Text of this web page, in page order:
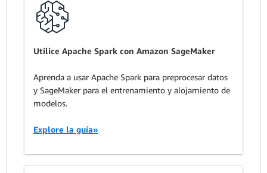
Utilice Apache Spark con Amazon SageMaker
Aprenda a usar Apache Spark para preprocesar datos
y SageMaker para el entrenamiento y alojamiento de
modelos.
Explore la guía»